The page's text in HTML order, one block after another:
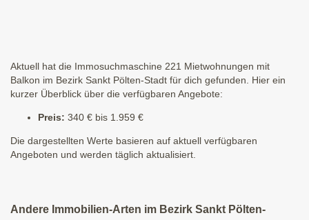
Aktuell hat die Immosuchmaschine 221 Mietwohnungen mit
Balkon im Bezirk Sankt Pölten-Stadt für dich gefunden. Hier ein
kurzer Überblick über die verfügbaren Angebote:
Preis: 340 € bis 1.959 €
Die dargestellten Werte basieren auf aktuell verfügbaren
Angeboten und werden täglich aktualisiert.
Andere Immobilien-Arten im Bezirk Sankt Pölten-